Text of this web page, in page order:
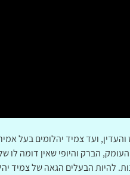
ועד צמיד יהלומים בעל
הברק והיופי שאין דומה
להיות הבעלים הגאה של צמיד